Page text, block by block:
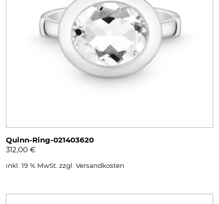
Quinn-Ring-021403620
312,00 €
inkl. 19 % MwSt. zzgl. Versandkosten